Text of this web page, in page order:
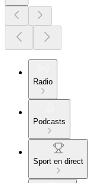
Radio
Podcasts
Sport en direct